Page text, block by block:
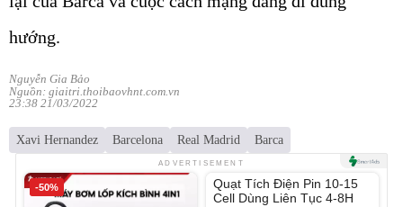
hướng.
Nguyễn Gia Bảo
Nguồn: giaitri.thoibaovhnt.com.vn
23:38 21/03/2022
Xavi Hernandez Barcelona Real Madrid Barca
ADVERTISEMENT
-50% -54%
Unmute
Quạt Tích Điện Pin 10-15
Cell Dùng Liên Tục 4-8H